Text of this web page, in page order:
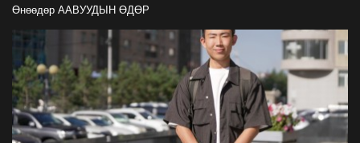
Тажикистан Улсын Ерөнхийлөгч Эмомали
Рахмоныг угтан авлаа
2026-07-21
Н.Учрал: Аль замуудыг хэзээнээс хаахаа
08.01 гэхэд нийслэлчүүдэд мэдээлээрэй
2026-07-20
Өнөөдөр ААВУУДЫН ӨДӨР